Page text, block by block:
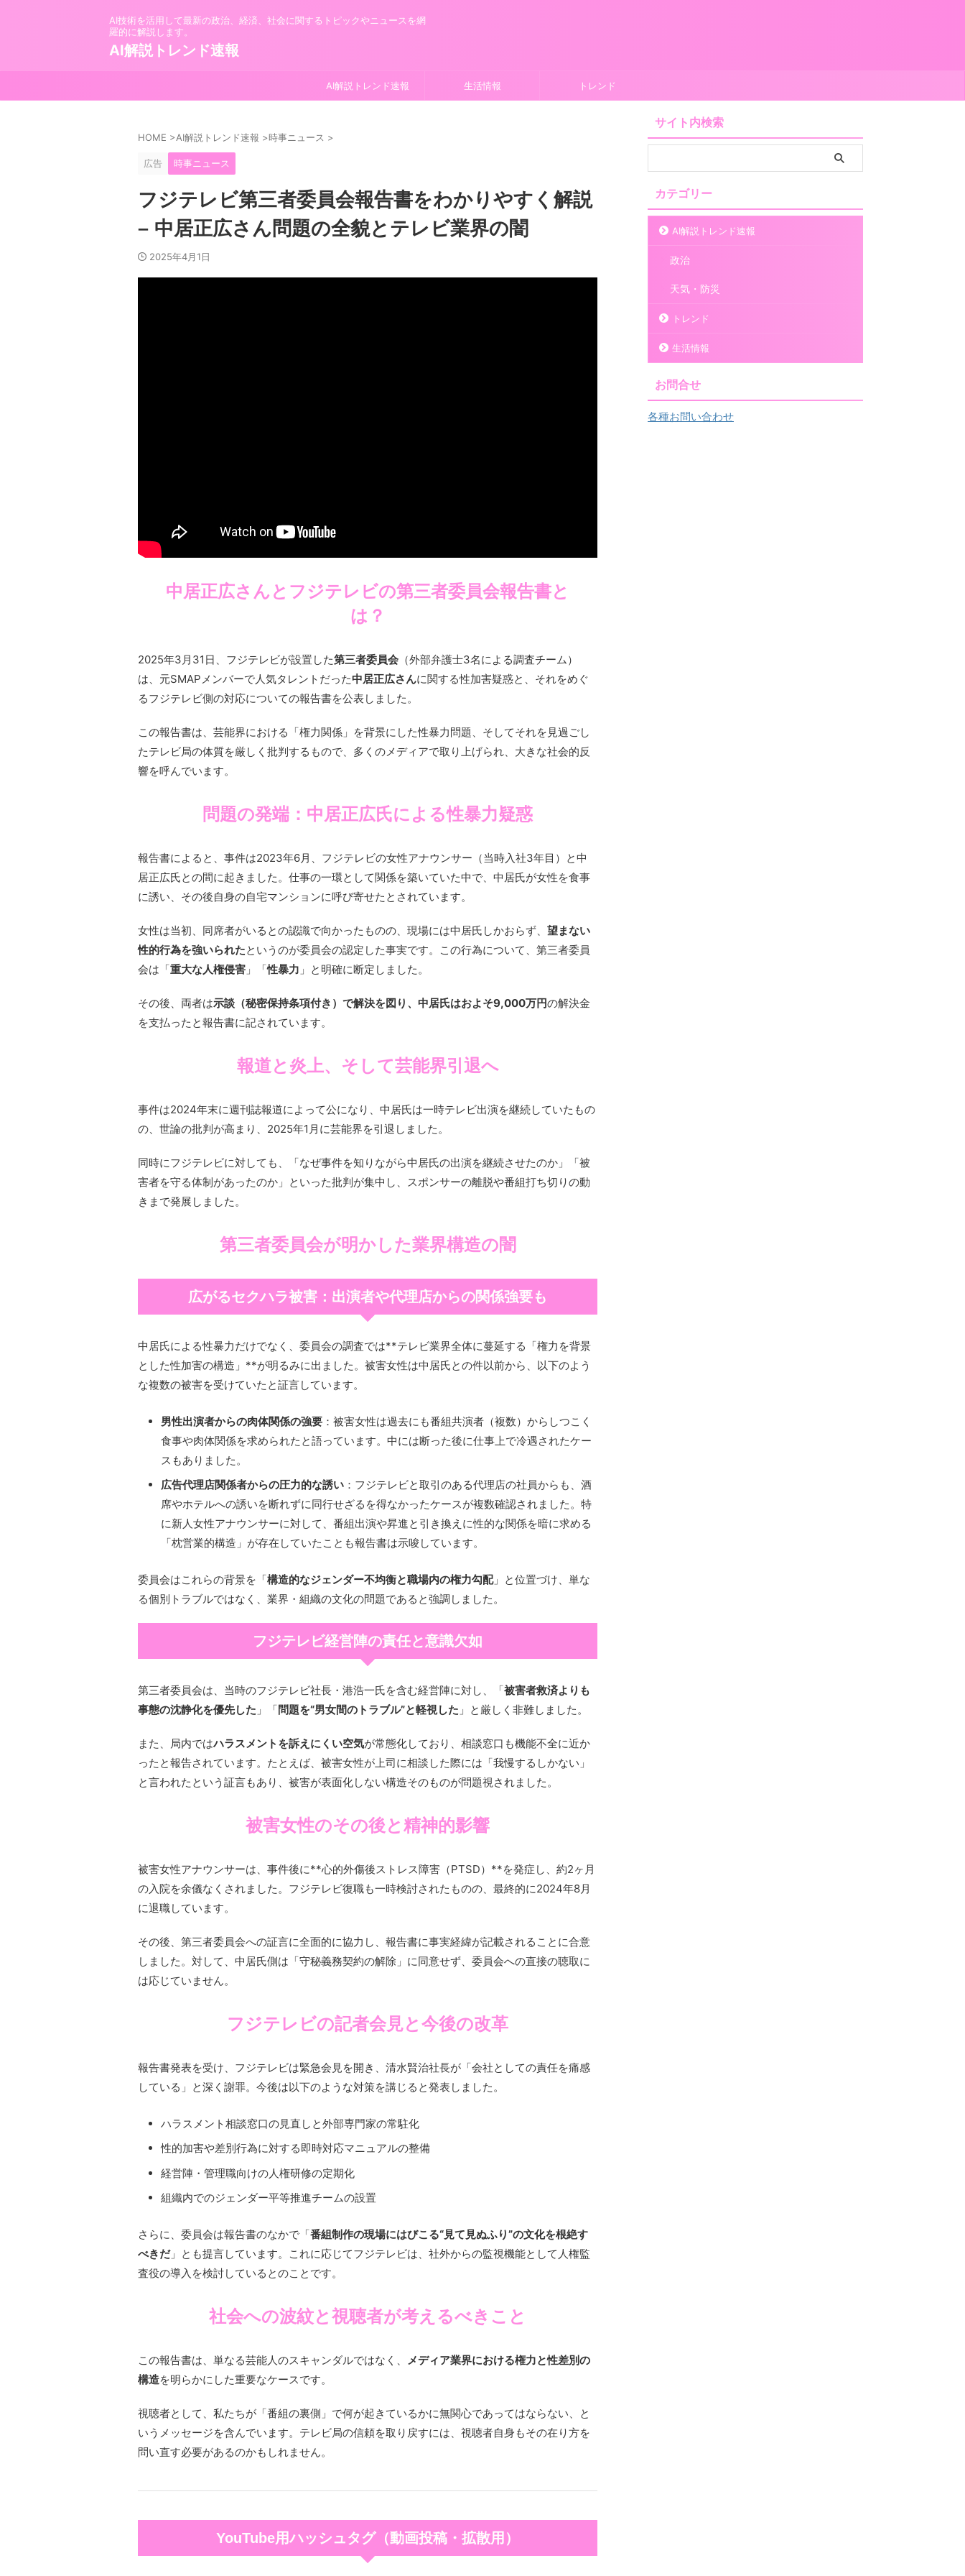
AI技術を活用して最新の政治、経済、社会に関するトピックやニュースを網
羅的に解説します。
AI解説トレンド速報
AI解説トレンド速報 生活情報 トレンド
HOME >AI解説トレンド速報 >時事ニュース >
広告 時事ニュース
フジテレビ第三者委員会報告書をわかりやすく解説
– 中居正広さん問題の全貌とテレビ業界の闇
2025年4月1日
中居正広さんとフジテレビの第三者委員会報告書と
は？
2025年3月31日、フジテレビが設置した第三者委員会 （外部弁護士3名による調査チーム）
は、元SMAPメンバーで人気タレントだった中居正広さんに関する性加害疑惑と、それをめぐ
るフジテレビ側の対応についての報告書を公表しました。
この報告書は、芸能界における「権力関係」を背景にした性暴力問題、そしてそれを見過ごし
たテレビ局の体質を厳しく批判するもので、多くのメディアで取り上げられ、大きな社会的反
響を呼んでいます。
問題の発端：中居正広氏による性暴力疑惑
報告書によると、事件は2023年6月、フジテレビの女性アナウンサー（当時入社3年目）と中
居正広氏との間に起きました。仕事の一環として関係を築いていた中で、中居氏が女性を食事
に誘い、その後自身の自宅マンションに呼び寄せたとされています。
女性は当初、同席者がいるとの認識で向かったものの、現場には中居氏しかおらず、 望まない
性的行為を強いられたというのが委員会の認定した事実です。この行為について、第三者委員
会は「重大な人権侵害 」「性暴力 」と明確に断定しました。
その後、両者は示談（秘密保持条項付き）で解決を図り、中居氏はおよそ9,000万円の解決金
を支払ったと報告書に記されています。
報道と炎上、そして芸能界引退へ
事件は2024年末に週刊誌報道によって公になり、中居氏は一時テレビ出演を継続していたもの
の、世論の批判が高まり、2025年1月に芸能界を引退しました。
同時にフジテレビに対しても、「なぜ事件を知りながら中居氏の出演を継続させたのか」「被
害者を守る体制があったのか」といった批判が集中し、スポンサーの離脱や番組打ち切りの動
きまで発展しました。
第三者委員会が明かした業界構造の闇
広がるセクハラ被害：出演者や代理店からの関係強要も
中居氏による性暴力だけでなく、委員会の調査では**テレビ業界全体に蔓延する「権力を背景
とした性加害の構造」**が明るみに出ました。被害女性は中居氏との件以前から、以下のよう
な複数の被害を受けていたと証言しています。
男性出演者からの肉体関係の強要 ：被害女性は過去にも番組共演者（複数）からしつこく
食事や肉体関係を求められたと語っています。中には断った後に仕事上で冷遇されたケー
スもありました。
広告代理店関係者からの圧力的な誘い ：フジテレビと取引のある代理店の社員からも、酒
席やホテルへの誘いを断れずに同行せざるを得なかったケースが複数確認されました。特
に新人女性アナウンサーに対して、番組出演や昇進と引き換えに性的な関係を暗に求める
「枕営業的構造」が存在していたことも報告書は示唆しています。
委員会はこれらの背景を「構造的なジェンダー不均衡と職場内の権力勾配」と位置づけ、単な
る個別トラブルではなく、業界・組織の文化の問題であると強調しました。
フジテレビ経営陣の責任と意識欠如
第三者委員会は、当時のフジテレビ社長・港浩一氏を含む経営陣に対し、「被害者救済よりも
事態の沈静化を優先した 」「問題を“男女間のトラブル”と軽視した 」と厳しく非難しました。
また、局内ではハラスメントを訴えにくい空気が常態化しており、相談窓口も機能不全に近か
ったと報告されています。たとえば、被害女性が上司に相談した際には「我慢するしかない」
と言われたという証言もあり、被害が表面化しない構造そのものが問題視されました。
被害女性のその後と精神的影響
被害女性アナウンサーは、事件後に**心的外傷後ストレス障害（PTSD）**を発症し、約2ヶ月
の入院を余儀なくされました。フジテレビ復職も一時検討されたものの、最終的に2024年8月
に退職しています。
その後、第三者委員会への証言に全面的に協力し、報告書に事実経緯が記載されることに合意
しました。対して、中居氏側は「守秘義務契約の解除」に同意せず、委員会への直接の聴取に
は応じていません。
フジテレビの記者会見と今後の改革
報告書発表を受け、フジテレビは緊急会見を開き、清水賢治社長が「会社としての責任を痛感
している」と深く謝罪。今後は以下のような対策を講じると発表しました。
ハラスメント相談窓口の見直しと外部専門家の常駐化
性的加害や差別行為に対する即時対応マニュアルの整備
経営陣・管理職向けの人権研修の定期化
組織内でのジェンダー平等推進チームの設置
さらに、委員会は報告書のなかで「番組制作の現場にはびこる“見て見ぬふり”の文化を根絶す
べきだ」とも提言しています。これに応じてフジテレビは、社外からの監視機能として人権監
査役の導入を検討しているとのことです。
社会への波紋と視聴者が考えるべきこと
この報告書は、単なる芸能人のスキャンダルではなく、 メディア業界における権力と性差別の
構造を明らかにした重要なケースです。
視聴者として、私たちが「番組の裏側」で何が起きているかに無関心であってはならない、と
いうメッセージを含んでいます。テレビ局の信頼を取り戻すには、視聴者自身もその在り方を
問い直す必要があるのかもしれません。
YouTube用ハッシュタグ（動画投稿・拡散用）
サイト内検索
カテゴリー
AI解説トレンド速報
政治
天気・防災
トレンド
生活情報
お問合せ
各種お問い合わせ